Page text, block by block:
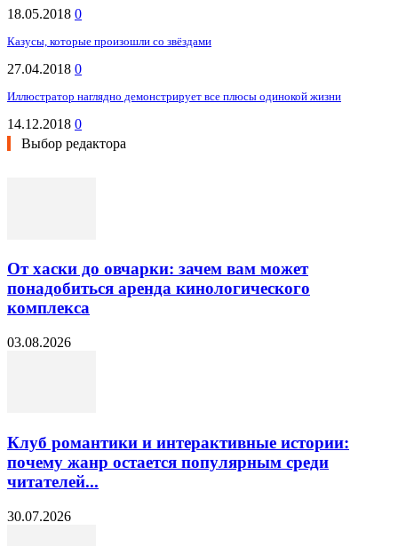
18.05.2018 0
Казусы, которые произошли со звёздами
27.04.2018 0
Иллюстратор наглядно демонстрирует все плюсы одинокой жизни
14.12.2018 0
Выбор редактора
От хаски до овчарки: зачем вам может
понадобиться аренда кинологического
комплекса
03.08.2026
Клуб романтики и интерактивные истории:
почему жанр остается популярным среди
читателей...
30.07.2026